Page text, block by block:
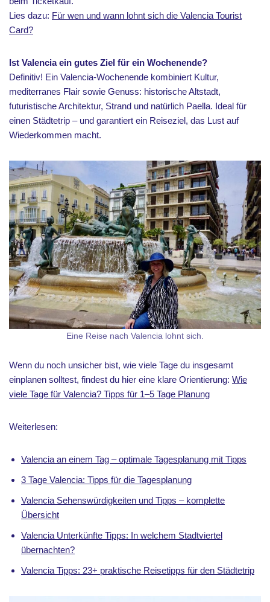
Lies dazu: Für wen und wann lohnt sich die Valencia Tourist
Card?
Ist Valencia ein gutes Ziel für ein Wochenende?
Definitiv! Ein Valencia-Wochenende kombiniert Kultur,
mediterranes Flair sowie Genuss: historische Altstadt,
futuristische Architektur, Strand und natürlich Paella. Ideal für
einen Städtetrip – und garantiert ein Reiseziel, das Lust auf
Wiederkommen macht.
Eine Reise nach Valencia lohnt sich.
Wenn du noch unsicher bist, wie viele Tage du insgesamt
einplanen solltest, findest du hier eine klare Orientierung: Wie
viele Tage für Valencia? Tipps für 1–5 Tage Planung
Weiterlesen:
Valencia an einem Tag – optimale Tagesplanung mit Tipps
3 Tage Valencia: Tipps für die Tagesplanung
Valencia Sehenswürdigkeiten und Tipps – komplette
Übersicht
Valencia Unterkünfte Tipps: In welchem Stadtviertel
übernachten?
Valencia Tipps: 23+ praktische Reisetipps für den Städtetrip